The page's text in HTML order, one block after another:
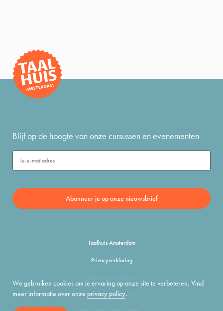
We gebruiken cookies om je ervaring op onze site te verbeteren. Vind
meer informatie over onzeprivacy policy.
Blijf op de hoogte van onze cursussen en evenementen
Taalhuis Amsterdam
Privacyverklaring
info@taalhuisamsterdam.nl